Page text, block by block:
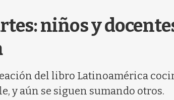
niños y
del libro Latinoamérica
y aún se siguen sumando otros.